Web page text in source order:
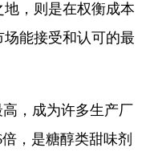
，则是在权衡成本
能接受和认可的最
，成为许多生产厂
，是糖醇类甜味剂